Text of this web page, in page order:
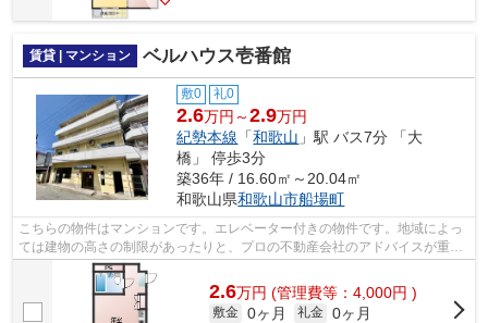
賃貸 | マンション ベルハウス壱番館
敷0 礼0
2.6万円～2.9万円
紀勢本線 「和歌山 」駅 バス7分 「大
橋」 停歩3分
築36年 / 16.60㎡～20.04㎡
和歌山県和歌山市船場町
こちらの物件はマンションです。エレベーター付きの物件です。地域によっ
ては建物の高さの制限があったりと、プロの不動産会社のアドバイスが重要
です。ホームズは和歌山市の不動産の...
2.6万円 (管理費等：4,000円 )
敷金 0ヶ月 礼金 0ヶ月